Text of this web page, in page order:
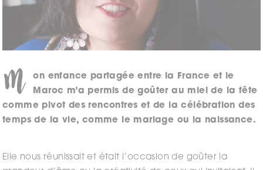
M
on enfance partagée entre la France et le
Maroc m’a permis de goûter au miel de la fête
comme pivot des rencontres et de la célébration des
temps de la vie, comme le mariage ou la naissance.
Elle nous réunissait et était l’occasion de goûter la